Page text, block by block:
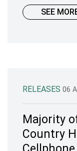
SEE
RELEASES 06
Majority
Country